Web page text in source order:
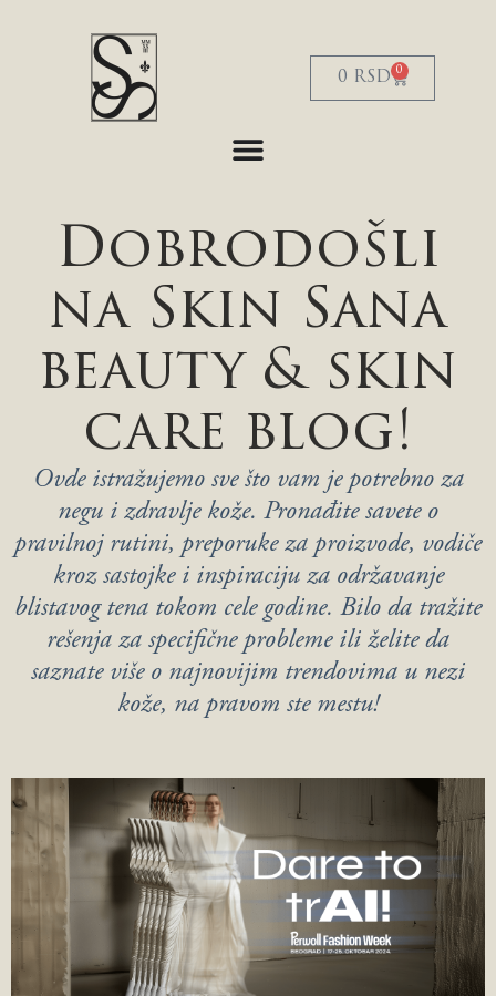
0 RSD 0
Dobrodošli
na Skin Sana
beauty & skin
care blog!
Ovde istražujemo sve što vam je potrebno za
negu i zdravlje kože. Pronađite savete o
pravilnoj rutini, preporuke za proizvode, vodiče
kroz sastojke i inspiraciju za održavanje
blistavog tena tokom cele godine. Bilo da tražite
rešenja za specifične probleme ili želite da
saznate više o najnovijim trendovima u nezi
kože, na pravom ste mestu!